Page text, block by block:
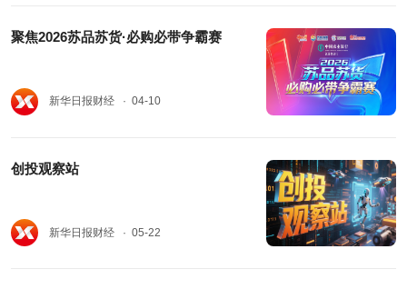
聚焦2026苏品苏货·必购必带争霸赛
新华日报财经 · 04-10
创投观察站
新华日报财经 · 05-22